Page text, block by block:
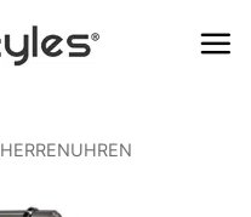
HERRENUHREN